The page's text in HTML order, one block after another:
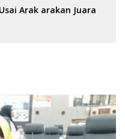
Arak arakan Juara